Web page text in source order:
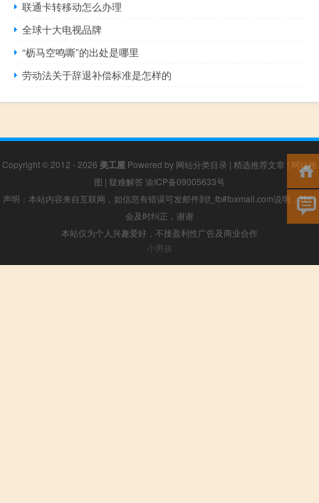
联通卡转移动怎么办理
全球十大电视品牌
“枥马空鸣嘶”的出处是哪里
劳动法关于辞退补偿标准是怎样的
Copyright © 2012 - 2026 美工屋 Powered by 网站分类目录 | 精选推荐文章 | 网站地
图 | 疑难解答 渝ICP备09005633号
声明：本站内容来自互联网，如信息有错误可发邮件到f_fb#foxmail.com说明，我们
会及时纠正，谢谢
本站仅为个人兴趣爱好，不接盈利性广告及商业合作
小男孩